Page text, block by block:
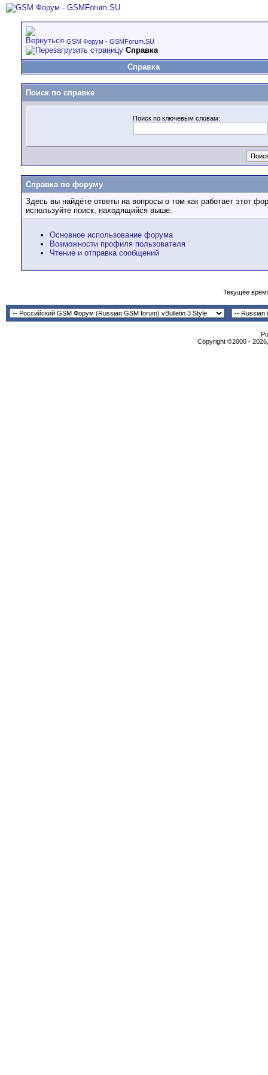
GSM Форум - GSMForum.SU
Справка
Справка
Поиск по справке
Поиск по ключевым словам:
Справка по форуму
Здесь вы найдёте ответы на вопросы о том как работает этот
используйте поиск, находящийся выше.
Основное использование форума
Возможности профиля пользователя
Чтение и отправка сообщений
Текущее
Copyright ©2000 -